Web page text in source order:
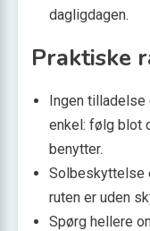
dagligdagen.
Praktiske
Ingen tilladelse
enkel: følg blot
benytter.
Solbeskyttelse
ruten er uden
Spørg hellere